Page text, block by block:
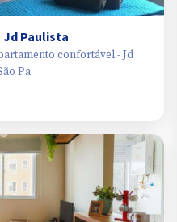
Paulista
confortável - Jd
Pa